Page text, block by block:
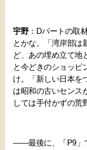
宇野：Dパートの取
とかな。「湾岸部は
ど、あの埋め立て地
と今どきのショッピ
け。「新しい日本を
は昭和の古いセンス
しては手付かずの荒
――最後に、「P9」